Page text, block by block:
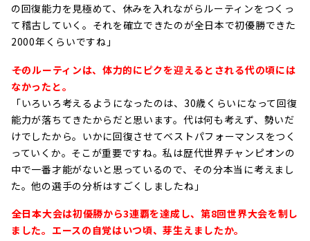
の回復能力を見極めて、休みを入れながらルーティンをつくっ
て稽古していく。それを確立できたのが全日本で初優勝できた
2000年くらいですね」
――そのルーティンは、体力的にピクを迎えるとされる代の頃には
なかったと。
「いろいろ考えるようになったのは、30歳くらいになって回復
能力が落ちてきたからだと思います。代は何も考えず、勢いだ
けでしたから。いかに回復させてベストパフォーマンスをつく
っていくか。そこが重要ですね。私は歴代世界チャンピオンの
中で一番才能がないと思っているので、その分本当に考えまし
た。他の選手の分析はすごくしましたね」
――全日本大会は初優勝から3連覇を達成し、第8回世界大会を制し
ました。エースの自覚はいつ頃、芽生えましたか。